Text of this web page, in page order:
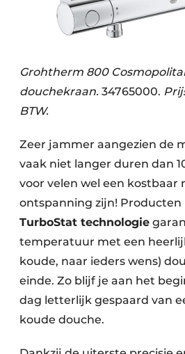
Grohtherm 800
douchekraan. 34765000.
BTW.
Zeer jammer aangezien de
vaak niet langer duren dan
voor velen wel een kostbaar
ontspanning zijn! Producten
TurboStat technologie
temperatuur met een
koude, naar ieders wens)
einde. Zo blijf je aan het
dag letterlijk gespaard van
koude douche.